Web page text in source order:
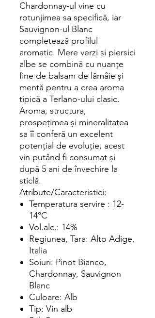
Chardonnay-ul vine cu
rotunjimea sa specifică, iar
Sauvignon-ul Blanc
completează profilul
aromatic. Mere verzi și piersici
albe se combină cu nuanțe
fine de balsam de lămâie și
mentă pentru a crea aroma
tipică a Terlano-ului clasic.
Aroma, structura,
prospeţimea şi mineralitatea
sa îî conferă un excelent
potenţial de evoluţie, acest
vin putând fi consumat şi
după 5 ani de învechire la
sticlă.
Atribute/Caracteristici:
Temperatura servire : 12-
14°C
Vol.alc.: 14%
Regiunea, Tara: Alto Adige,
Italia
Soiuri: Pinot Bianco,
Chardonnay, Sauvignon
Blanc
Culoare: Alb
Tip: Vin alb